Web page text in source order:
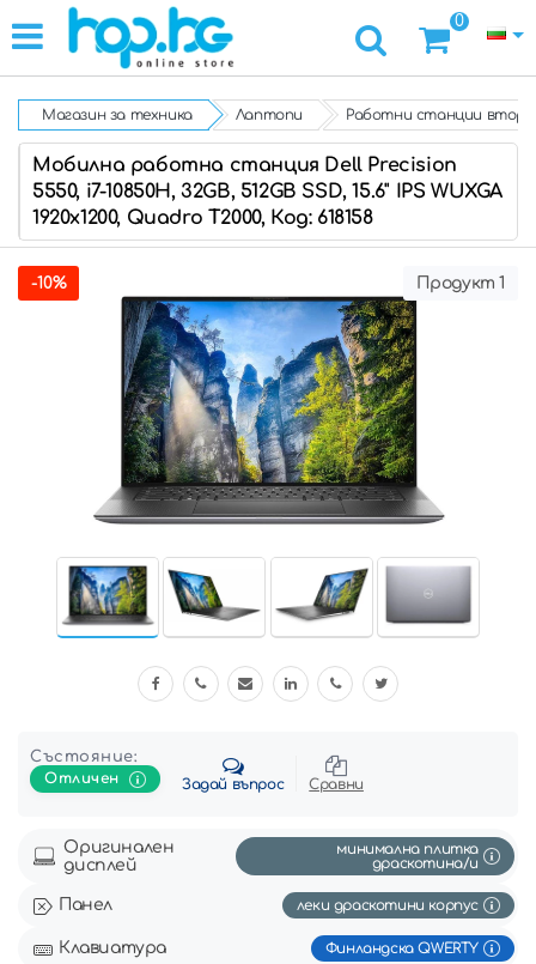
0
Магазин за техника Лаптопи Работни станции втора
Мобилна работна станция Dell Precision
5550, i7-10850H, 32GB, 512GB SSD, 15.6'' IPS WUXGA
1920x1200, Quadro T2000, Код: 618158
-10% Продукт 1
Състояние:
Отличен
Задай въпрос Сравни
Оригинален
дисплей
минимална плитка
драскотинa/и
Панел леки драскотини корпус
Клавиатура Финландска QWERTY